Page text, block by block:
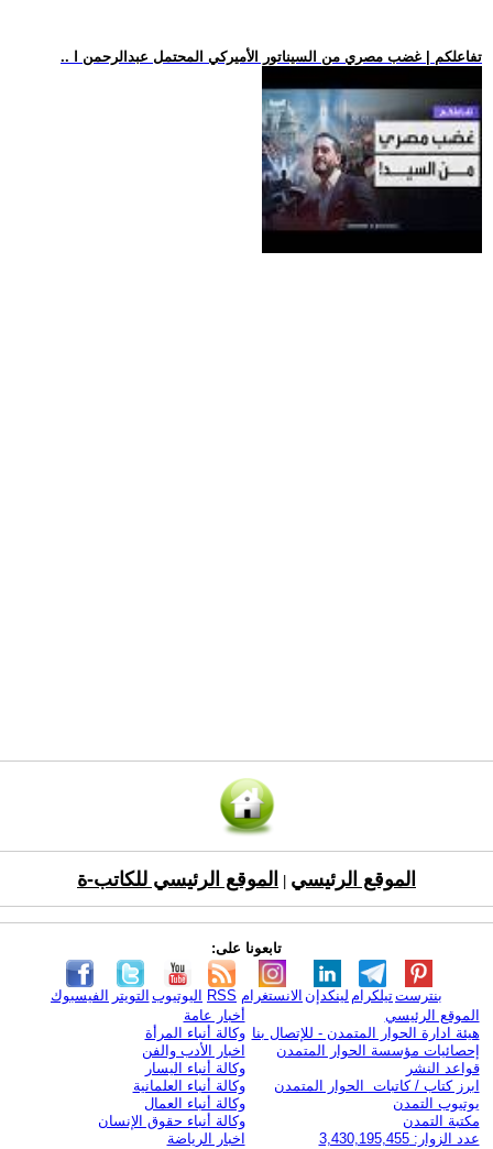
.. تفاعلكم | غضب مصري من السيناتور الأميركي المحتمل عبدالرحمن ا
الموقع الرئيسي الموقع الرئيسي للكاتب-ة
تابعونا على:
الفيسبوك التويتر اليوتيوب RSS الانستغرام لينكدإن تيلكرامبنترست
الموقع الرئيسي
هيئة ادارة الحوار المتمدن - للإتصال بنا
إحصائيات مؤسسة الحوار المتمدن
قواعد النشر
ابرز كتاب / كاتبات الحوار المتمدن
يوتيوب التمدن
مكتبة التمدن
عدد الزوار: 3,430,195,455
أخبار عامة
وكالة أنباء المرأة
اخبار الأدب والفن
وكالة أنباء اليسار
وكالة أنباء العلمانية
وكالة أنباء العمال
وكالة أنباء حقوق الإنسان
اخبار الرياضة